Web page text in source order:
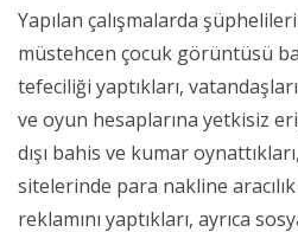
Yapılan çalışmalarda
müstehcen çocuk görüntüsü
tefeciliği yaptıkları,
ve oyun hesaplarına yetkisiz
dışı bahis ve kumar
sitelerinde para nakline
reklamını yaptıkları, ayrıca